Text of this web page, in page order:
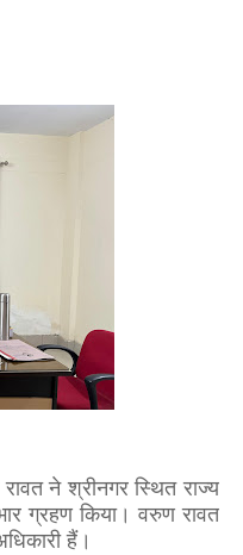
ने श्रीनगर स्थित राज्य
ग्रहण किया। वरुण रावत
हैं।